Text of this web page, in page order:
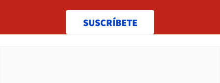
SUSCRÍBETE